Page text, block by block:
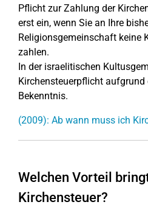
Pflicht zur Zahlung der
erst ein, wenn Sie an Ihre
Religionsgemeinschaft keine
zahlen.
In der israelitischen
Kirchensteuerpflicht
Bekenntnis.
(2009): Ab wann muss ich
Welchen Vorteil
Kirchensteuer?